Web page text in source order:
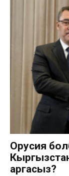
Орусия
аргасыз?